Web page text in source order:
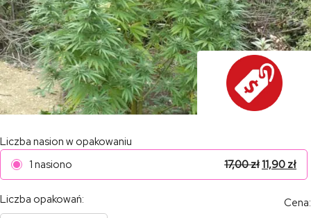
Liczba nasion w opakowaniu
1 nasiono
17,00zł11,90 zł
Liczba opakowań:
Cena: